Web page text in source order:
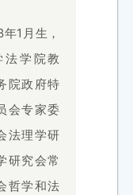
1月生，
学院教
院政府特
会专家委
法理学研
研究会常
哲学和法